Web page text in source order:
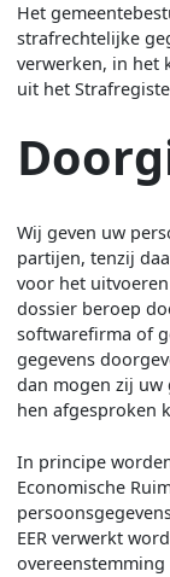
Het
strafrechtelijke
verwerken, in het
uit het
Wij geven uw
partijen, tenzij
voor het
dossier beroep
softwarefirma of
gegevens
dan mogen zij uw
hen afgesproken
In principe
Economische
EER verwerkt
overeenstemming